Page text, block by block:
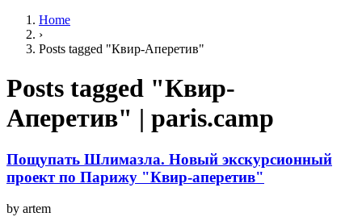
Home
›
Posts tagged "Квир-Аперетив"
Posts tagged "Квир-
Аперетив" | paris.camp
Пощупать Шлимазла. Новый экскурсионный
проект по Парижу "Квир-аперетив"
by artem